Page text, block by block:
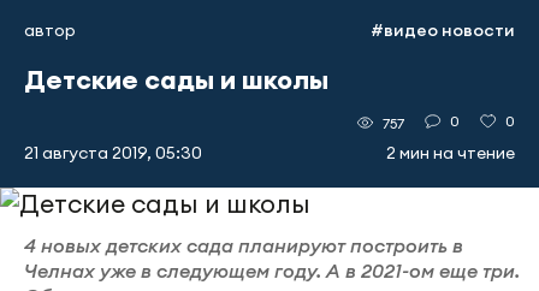
автор #видео новости
Детские сады и школы
21 августа 2019, 05:30
757 0 0
2 мин на чтение
4 новых детских сада планируют построить в
Челнах уже в следующем году. А в 2021-ом еще три.